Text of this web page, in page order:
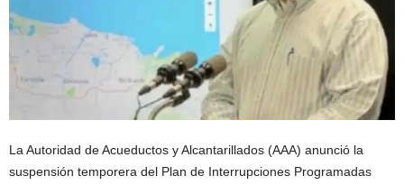
La Autoridad de Acueductos y Alcantarillados (AAA) anunció la
suspensión temporera del Plan de Interrupciones Programadas